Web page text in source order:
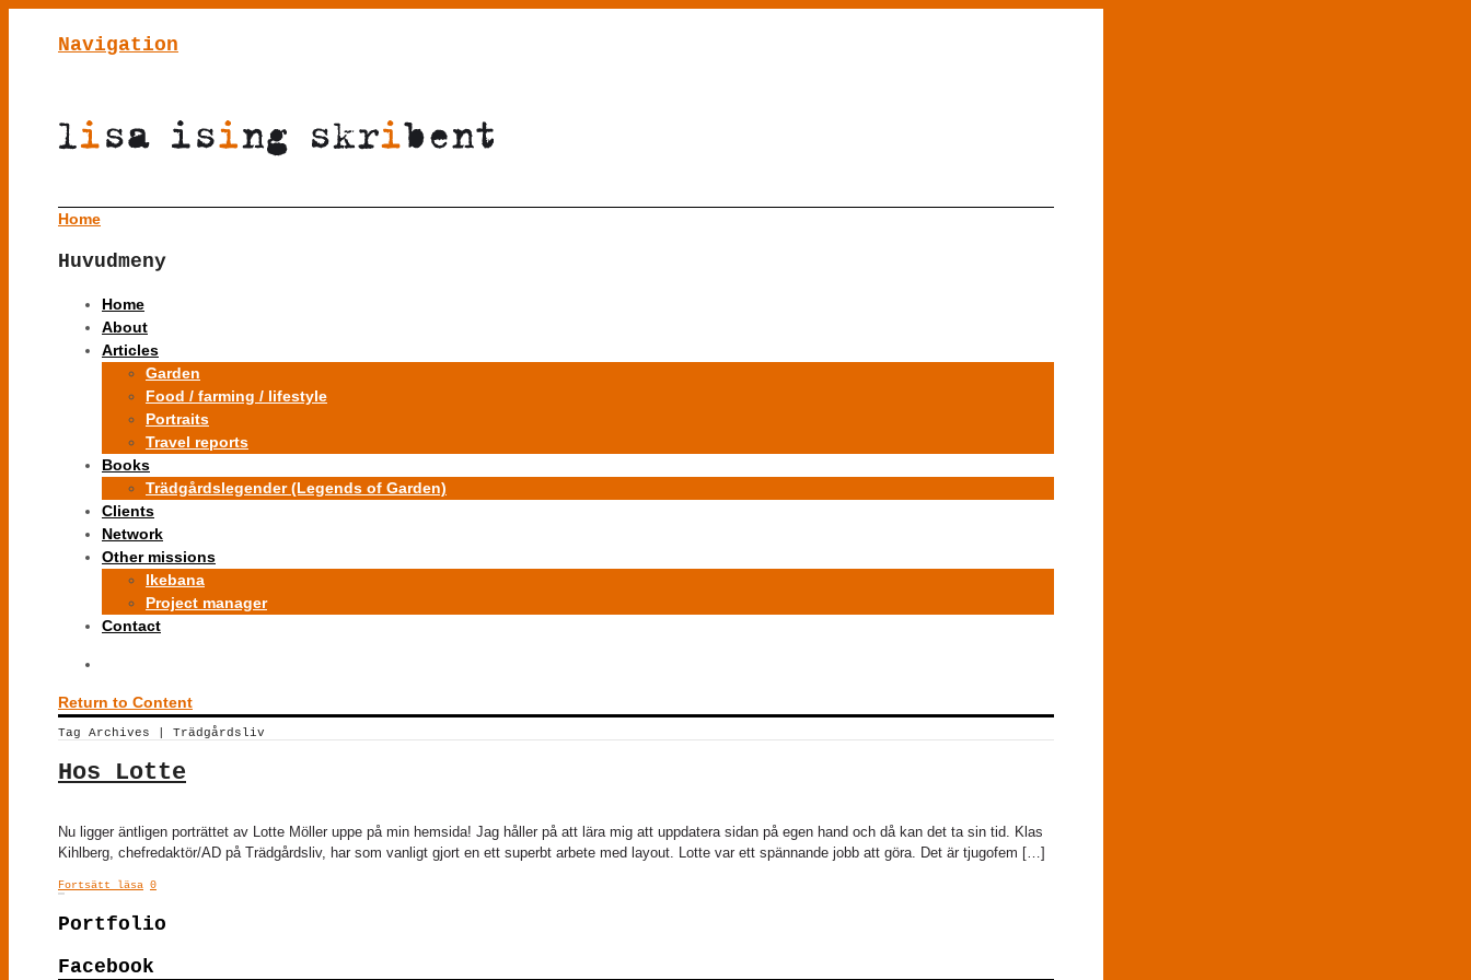
Navigation
Home
Huvudmeny
Home
About
Articles
Garden
Food / farming / lifestyle
Portraits
Travel reports
Books
Trädgårdslegender (Legends of Garden)
Clients
Network
Other missions
Ikebana
Project manager
Contact
Return to Content
Tag Archives | Trädgårdsliv
Hos Lotte
Nu ligger äntligen porträttet av Lotte Möller uppe på min hemsida! Jag håller på att lära mig att uppdatera sidan på egen hand och då kan det ta sin tid. Klas
Kihlberg, chefredaktör/AD på Trädgårdsliv, har som vanligt gjort en ett superbt arbete med layout. Lotte var ett spännande jobb att göra. Det är tjugofem […]
Fortsätt läsa 0
Portfolio
Facebook